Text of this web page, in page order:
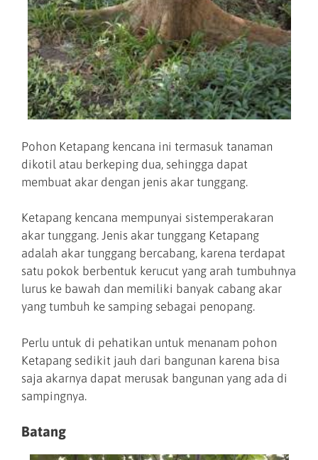
Pohon Ketapang kencana ini termasuk tanaman
dikotil atau berkeping dua, sehingga dapat
membuat akar dengan jenis akar tunggang.
Ketapang kencana mempunyai sistemperakaran
akar tunggang. Jenis akar tunggang Ketapang
adalah akar tunggang bercabang, karena terdapat
satu pokok berbentuk kerucut yang arah tumbuhnya
lurus ke bawah dan memiliki banyak cabang akar
yang tumbuh ke samping sebagai penopang.
Perlu untuk di pehatikan untuk menanam pohon
Ketapang sedikit jauh dari bangunan karena bisa
saja akarnya dapat merusak bangunan yang ada di
sampingnya.
Batang